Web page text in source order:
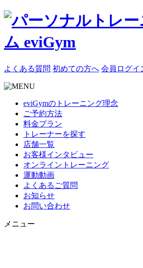
よくある質問 初めての方へ 会員ログイ
eviGymのトレーニング理念
ご予約方法
料金プラン
トレーナーを探す
店舗一覧
お客様インタビュー
オンライントレーニング
運動動画
よくあるご質問
お知らせ
お問い合わせ
メニュー